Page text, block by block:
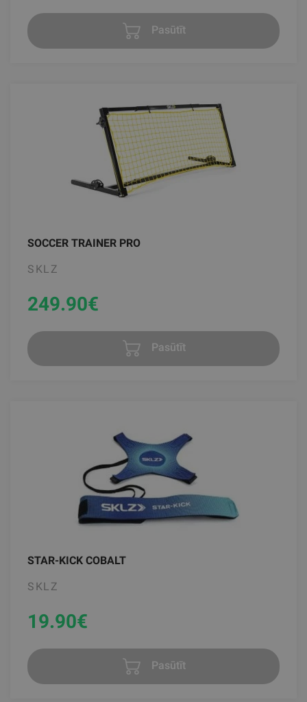
Pasūtīt
SOCCER TRAINER PRO
SKLZ
249.90€
Pasūtīt
STAR-KICK COBALT
SKLZ
19.90€
Pasūtīt